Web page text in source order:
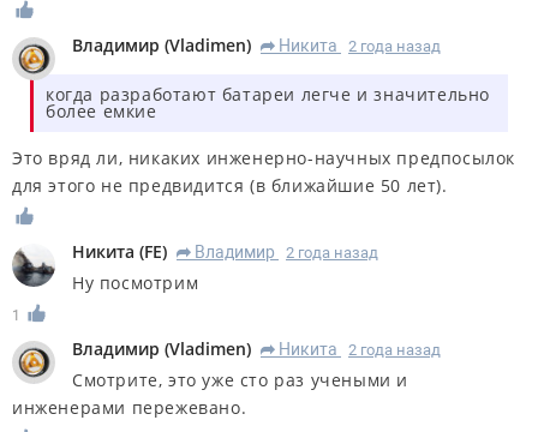
Владимир (Vladimen) R Никита 2 года назад
когда разработают батареи легче и значительно
более емкие
Это вряд ли, никаких инженерно-научных предпосылок
для этого не предвидится (в ближайшие 50 лет).
Никита (FE) R Владимир 2 года назад
Ну посмотрим
1
Владимир (Vladimen) R Никита 2 года назад
Смотрите, это уже сто раз учеными и
инженерами пережевано.